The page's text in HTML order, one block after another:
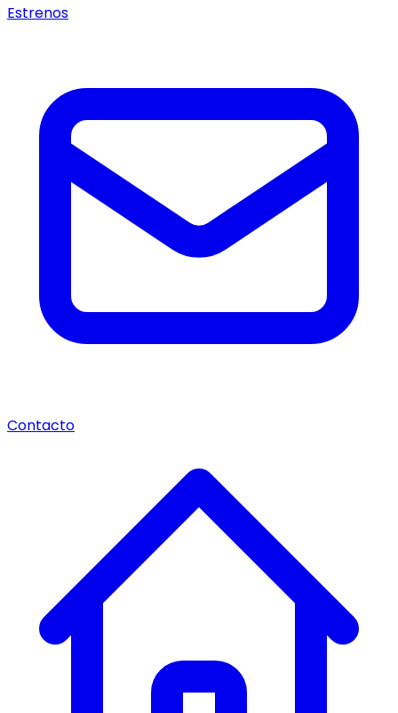
Estrenos
Contacto